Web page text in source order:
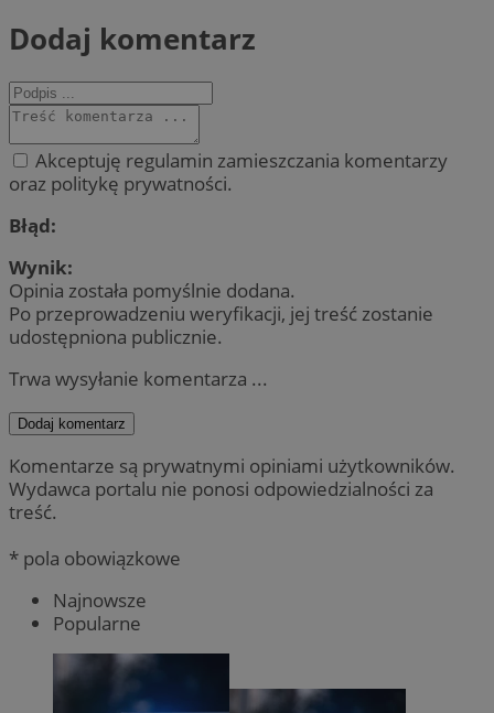
Dodaj komentarz
Akceptuję regulamin zamieszczania komentarzy
oraz politykę prywatności.
Błąd:
Wynik:
Opinia została pomyślnie dodana.
Po przeprowadzeniu weryfikacji, jej treść zostanie
udostępniona publicznie.
Trwa wysyłanie komentarza ...
Dodaj komentarz
Komentarze są prywatnymi opiniami użytkowników.
Wydawca portalu nie ponosi odpowiedzialności za
treść.
* pola obowiązkowe
Najnowsze
Popularne